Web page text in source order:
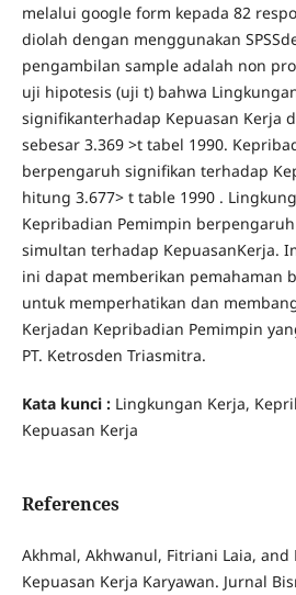
melalui google form kepada 82
diolah dengan menggunakan
pengambilan sample adalah non
uji hipotesis (uji t) bahwa
signifikanterhadap Kepuasan Kerja
sebesar 3.369 >t tabel 1990.
berpengaruh signifikan terhadap
hitung 3.677> t table 1990 .
Kepribadian Pemimpin
simultan terhadap KepuasanKerja.
ini dapat memberikan pemahaman
untuk memperhatikan dan
Kerjadan Kepribadian Pemimpin
PT. Ketrosden Triasmitra.
Kata kunci : Lingkungan Kerja,
Kepuasan Kerja
References
Akhmal, Akhwanul, Fitriani Laia, and
Kepuasan Kerja Karyawan. Jurnal